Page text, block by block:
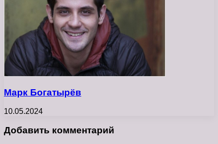
Марк Богатырёв
10.05.2024
Добавить комментарий